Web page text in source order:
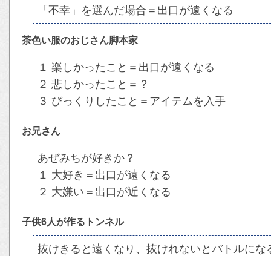
「不幸」を選んだ場合＝出口が遠くなる
茶色い服のおじさん脚本家
１ 楽しかったこと＝出口が遠くなる
２ 悲しかったこと＝？
３ びっくりしたこと＝アイテムを入手
お兄さん
あぜみちが好きか？
１ 大好き＝出口が遠くなる
２ 大嫌い＝出口が近くなる
子供6人が作るトンネル
抜けきると遠くなり、抜けれないとバトルにな